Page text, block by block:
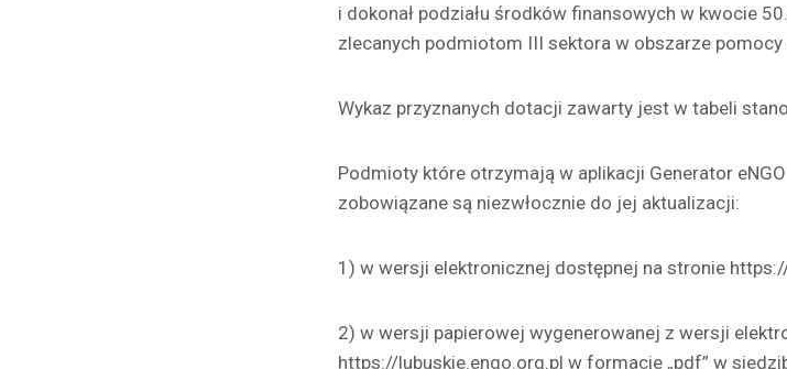
i dokonał podziału środków finansowych w kwocie
zlecanych podmiotom III sektora w obszarze pomocy
Wykaz przyznanych dotacji zawarty jest w tabeli
Podmioty które otrzymają w aplikacji Generator
zobowiązane są niezwłocznie do jej aktualizacji:
1) w wersji elektronicznej dostępnej na stronie
2) w wersji papierowej wygenerowanej z wersji
https://lubuskie.engo.org.pl w formacie „pdf” w